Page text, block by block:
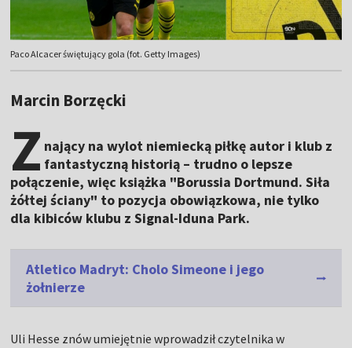
Paco Alcacer świętujący gola (fot. Getty Images)
Marcin Borzęcki
Z nający na wylot niemiecką piłkę autor i klub z
fantastyczną historią – trudno o lepsze
połączenie, więc książka "Borussia Dortmund. Siła
żółtej ściany" to pozycja obowiązkowa, nie tylko
dla kibiców klubu z Signal-Iduna Park.
Atletico Madryt: Cholo Simeone i jego
żołnierze
Uli Hesse znów umiejętnie wprowadził czytelnika w